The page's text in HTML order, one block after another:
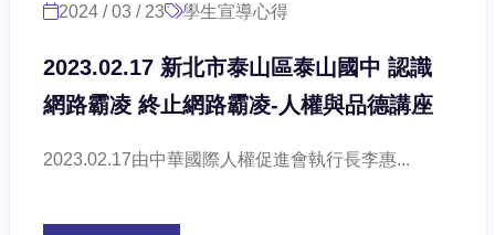
2024 / 03 / 23 學生宣導心得
2023.02.17 新北市泰山區泰山國中 認識
網路霸凌 終止網路霸凌-人權與品德講座
2023.02.17由中華國際人權促進會執行長李惠...